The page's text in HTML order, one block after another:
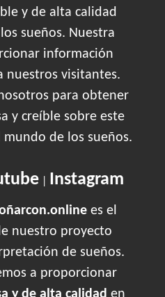
y de alta calidad
sueños. Nuestra
información
nuestros visitantes.
para obtener
y creíble sobre este
de los sueños.
| Instagram
es el
nuestro proyecto
de sueños.
a proporcionar